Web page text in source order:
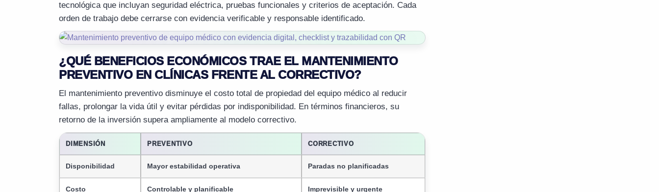
tecnológica que incluyan seguridad eléctrica, pruebas funcionales y criterios de aceptación. Cada
orden de trabajo debe cerrarse con evidencia verificable y responsable identificado.
¿QUÉ BENEFICIOS ECONÓMICOS TRAE EL MANTENIMIENTO
PREVENTIVO EN CLÍNICAS FRENTE AL CORRECTIVO?
El mantenimiento preventivo disminuye el costo total de propiedad del equipo médico al reducir
fallas, prolongar la vida útil y evitar pérdidas por indisponibilidad. En términos financieros, su
retorno de la inversión supera ampliamente al modelo correctivo.
DIMENSIÓN PREVENTIVO CORRECTIVO
Disponibilidad Mayor estabilidad operativa Paradas no planificadas
Costo Controlable y planificable Imprevisible y urgente